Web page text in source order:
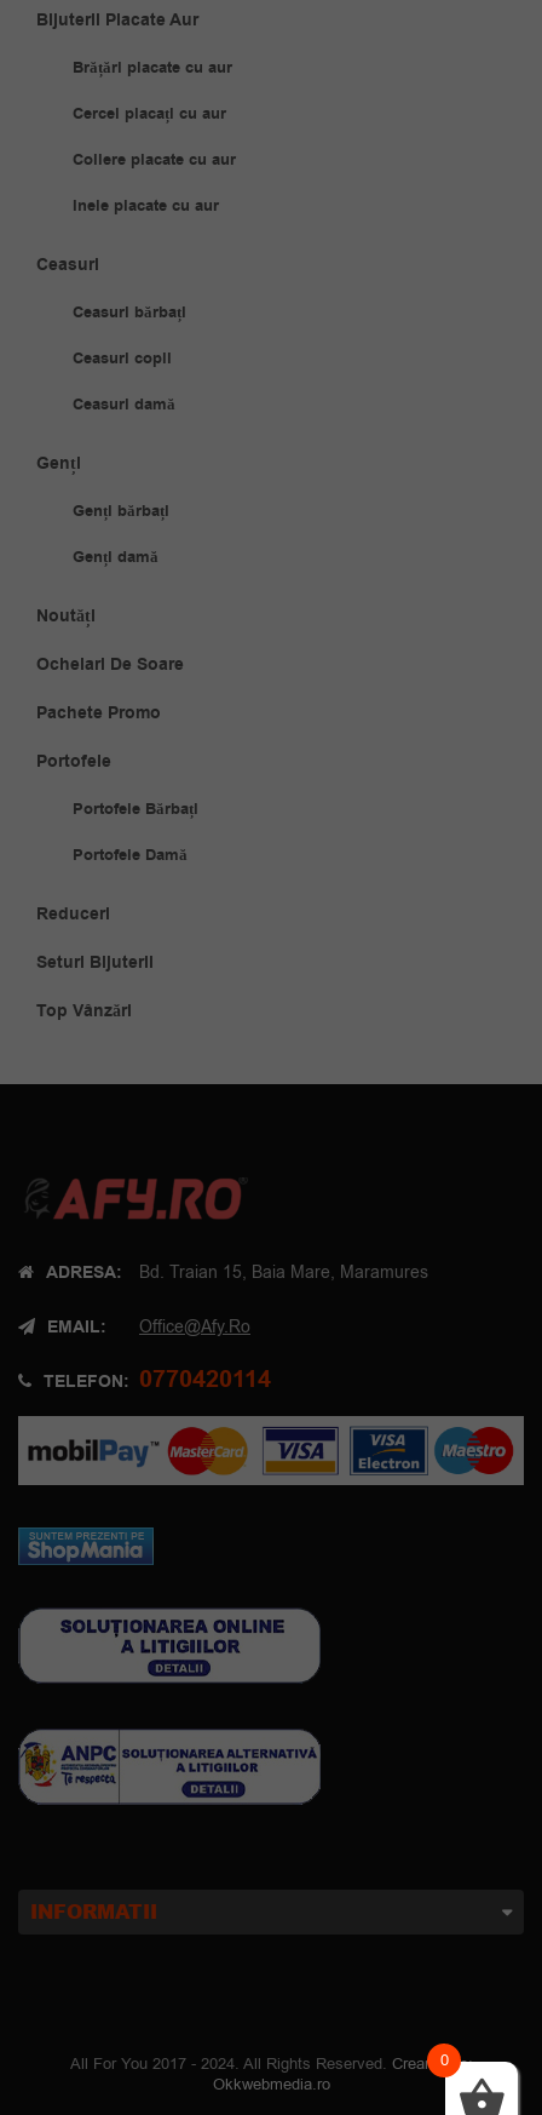
Bijuterii Placate Aur
Brățări placate cu aur
Cercei placați cu aur
Coliere placate cu aur
Inele placate cu aur
Ceasuri
Ceasuri bărbați
Ceasuri copii
Ceasuri damă
Genți
Genți bărbați
Genți damă
Noutăți
Ochelari De Soare
Pachete Promo
Portofele
Portofele Bărbați
Portofele Damă
Reduceri
Seturi Bijuterii
Top Vânzări
ADRESA: Bd. Traian 15, Baia Mare, Maramures
EMAIL: Office@afy.ro
TELEFON: 0770420114
INFORMATII
All For You 2017 - 2024. All Rights Reserved. Creare site:
Okkwebmedia.ro
0